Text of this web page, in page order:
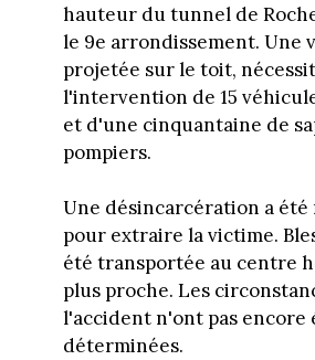
hauteur du tunnel de
le 9e arrondissement. Une
projetée sur le toit,
l'intervention de 15
et d'une cinquantaine de
pompiers.
Une désincarcération a été
pour extraire la victime.
été transportée au centre
plus proche. Les
l'accident n'ont pas encore
déterminées.